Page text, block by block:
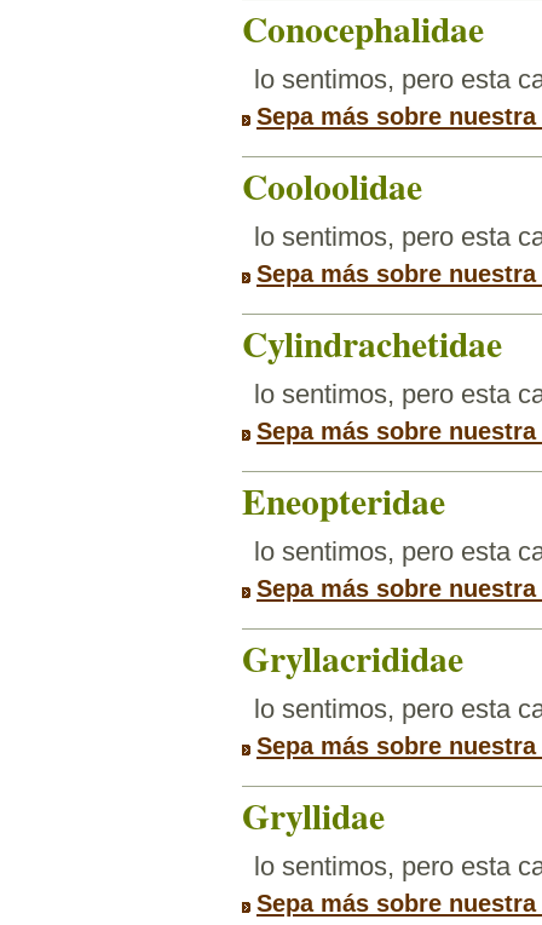
Conocephalidae
lo sentimos, pero esta
Sepa más sobre
Cooloolidae
lo sentimos, pero esta
Sepa más sobre
Cylindrachetidae
lo sentimos, pero esta
Sepa más sobre
Eneopteridae
lo sentimos, pero esta
Sepa más sobre
Gryllacrididae
lo sentimos, pero esta
Sepa más sobre
Gryllidae
lo sentimos, pero esta
Sepa más sobre